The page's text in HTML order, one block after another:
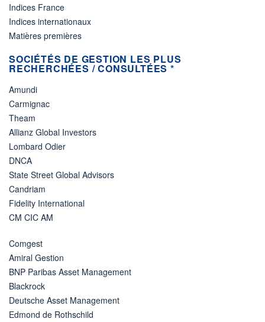
Indices France
Indices internationaux
Matières premières
SOCIÉTÉS DE GESTION LES PLUS
RECHERCHÉES / CONSULTÉES *
Amundi
Carmignac
Theam
Allianz Global Investors
Lombard Odier
DNCA
State Street Global Advisors
Candriam
Fidelity International
CM CIC AM
Comgest
Amiral Gestion
BNP Paribas Asset Management
Blackrock
Deutsche Asset Management
Edmond de Rothschild